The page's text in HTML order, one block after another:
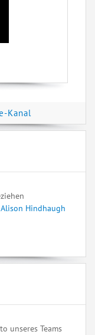
Kanal
Hindhaugh
unseres Teams